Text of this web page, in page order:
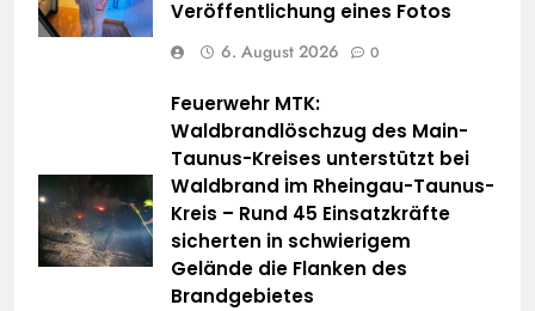
Veröffentlichung eines Fotos
6. August 2026 0
Feuerwehr MTK:
Waldbrandlöschzug des Main-
Taunus-Kreises unterstützt bei
Waldbrand im Rheingau-Taunus-
Kreis – Rund 45 Einsatzkräfte
sicherten in schwierigem
Gelände die Flanken des
Brandgebietes